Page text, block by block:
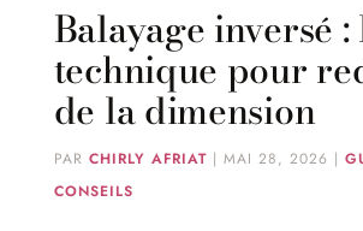
Balayage inversé :
technique pour
de la dimension
PAR CHIRLY AFRIAT| MAI 28, 2026 |
CONSEILS